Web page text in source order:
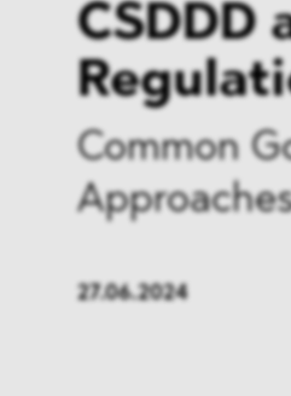
CSDDD
Common
27.06.2024